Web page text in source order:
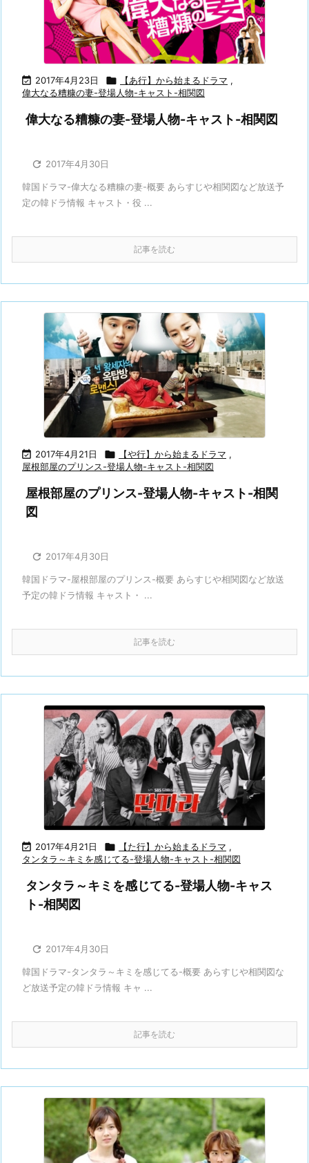
 2017年4月23日  【あ行】から始まるドラマ ,
偉大なる糟糠の妻-登場人物-キャスト-相関図
偉大なる糟糠の妻-登場人物-キャスト-相関図
 2017年4月30日
韓国ドラマ-偉大なる糟糠の妻-概要 あらすじや相関図など放送予
定の韓ドラ情報 キャスト・役 ...
記事を読む
 2017年4月21日  【や行】から始まるドラマ ,
屋根部屋のプリンス-登場人物-キャスト-相関図
屋根部屋のプリンス-登場人物-キャスト-相関
図
 2017年4月30日
韓国ドラマ-屋根部屋のプリンス-概要 あらすじや相関図など放送
予定の韓ドラ情報 キャスト・ ...
記事を読む
 2017年4月21日  【た行】から始まるドラマ ,
タンタラ～キミを感じてる-登場人物-キャスト-相関図
タンタラ～キミを感じてる-登場人物-キャス
ト-相関図
 2017年4月30日
韓国ドラマ-タンタラ～キミを感じてる-概要 あらすじや相関図な
ど放送予定の韓ドラ情報 キャ ...
記事を読む